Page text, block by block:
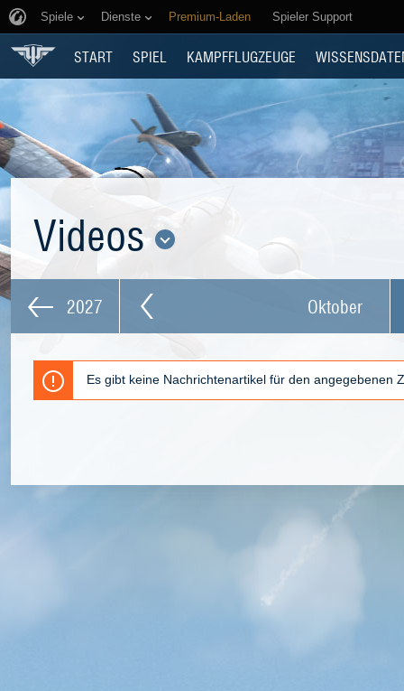
Spiele Dienste Premium-Laden Spieler Support
START SPIEL KAMPFFLUGZEUGE
Videos
2027 Oktober
Es gibt keine Nachrichtenartikel für den angegebenen